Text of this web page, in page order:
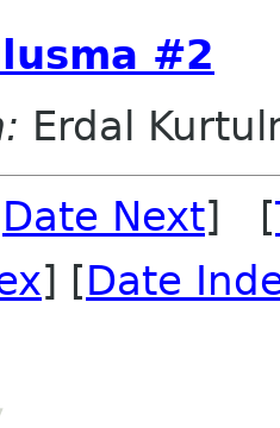
#2
Erdal
Date Next] [
] [Date